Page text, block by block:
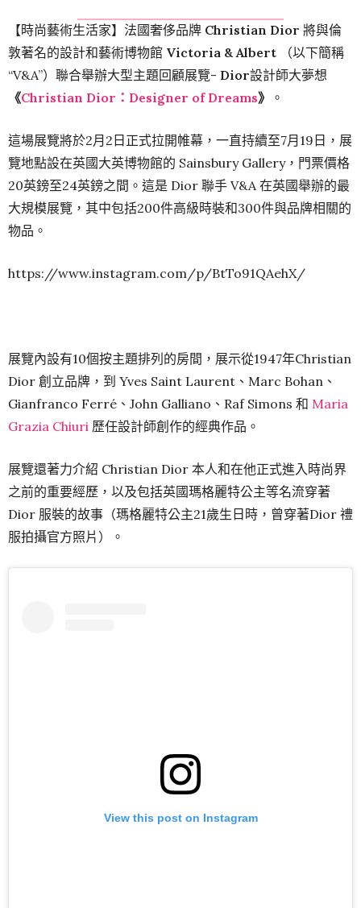
【時尚藝術生活家】法國奢侈品牌 Christian Dior 將與倫
敦著名的設計和藝術博物館 Victoria & Albert （以下簡稱
“V&A”）聯合舉辦大型主題回顧展覽- Dior設計師大夢想
《Christian Dior：Designer of Dreams》 。
這場展覽將於2月2日正式拉開帷幕，一直持續至7月19日，展
覽地點設在英國大英博物館的 Sainsbury Gallery，門票價格
20英鎊至24英鎊之間。這是 Dior 聯手 V&A 在英國舉辦的最
大規模展覽，其中包括200件高級時裝和300件與品牌相關的
物品。
https://www.instagram.com/p/BtTo91QAehX/
展覽內設有10個按主題排列的房間，展示從1947年Christian
Dior 創立品牌，到 Yves Saint Laurent、Marc Bohan、
Gianfranco Ferré、John Galliano、Raf Simons 和 Maria
Grazia Chiuri 歷任設計師創作的經典作品。
展覽還著力介紹 Christian Dior 本人和在他正式進入時尚界
之前的重要經歷，以及包括英國瑪格麗特公主等名流穿著
Dior 服裝的故事（瑪格麗特公主21歲生日時，曾穿著Dior 禮
服拍攝官方照片）。
View this post on Instagram